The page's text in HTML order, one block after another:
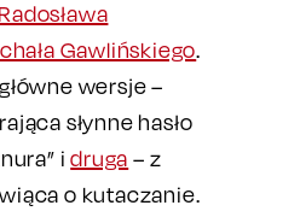
Radosława
Gawlińskiego.
wersje –
słynne hasło
idruga – z
o kutaczanie.